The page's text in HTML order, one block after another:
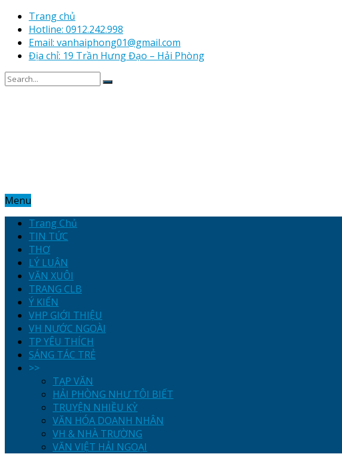
Trang chủ
Hotline: 0912.242.998
Email: vanhaiphong01@gmail.com
Địa chỉ: 19 Trần Hưng Đạo – Hải Phòng
Menu
Trang Chủ
TIN TỨC
THƠ
LÝ LUẬN
VĂN XUÔI
TRANG CLB
Ý KIẾN
VHP GIỚI THIỆU
VH NƯỚC NGOÀI
TP YÊU THÍCH
SÁNG TÁC TRẺ
>>
TẠP VĂN
HẢI PHÒNG NHƯ TÔI BIẾT
TRUYỆN NHIỀU KỲ
VĂN HÓA DOANH NHÂN
VH & NHÀ TRƯỜNG
VĂN VIỆT HẢI NGOẠI